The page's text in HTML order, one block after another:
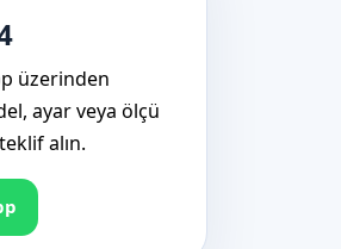
üzerinden
ayar veya ölçü
alın.